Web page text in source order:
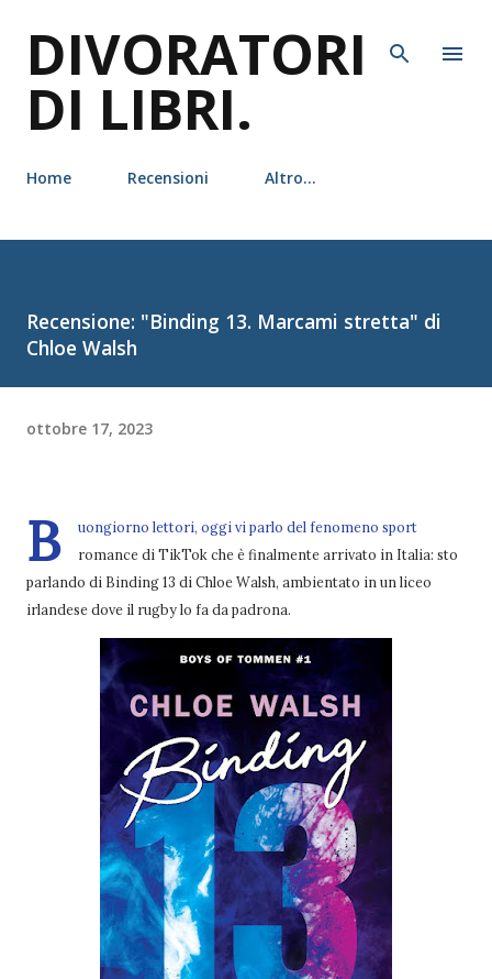
DIVORATORI
DI LIBRI.
Home Recensioni Altro…
Recensione: "Binding 13. Marcami stretta" di
Chloe Walsh
ottobre 17, 2023
B
uongiorno lettori, oggi vi parlo del fenomeno sport
romance di TikTok che è finalmente arrivato in Italia: sto
parlando di Binding 13 di Chloe Walsh, ambientato in un liceo
irlandese dove il rugby lo fa da padrona.